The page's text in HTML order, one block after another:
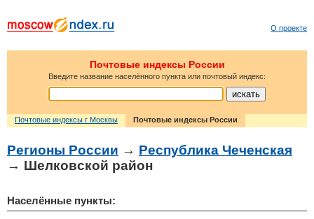
О проекте
Почтовые индексы России
Введите название населённого пункта или почтовый индекс:
Почтовые индексы г Москвы Почтовые индексы России
Регионы России → Республика Чеченская
→ Шелковской район
Населённые пункты: